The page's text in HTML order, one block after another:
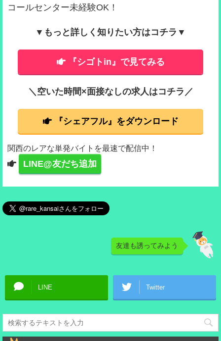
コールセンター未経験OK！
▼もっと詳しく知りたい方はコチラ▼
『シゴトin』で見てみる
＼空いた時間×面接なしの求人はコチラ／
『シェアフル』をダウンロード
関西のレアな単発バイトを最速で配信中！
LINE@友だち追加
友達も誘ってみよう
LINE Twitter